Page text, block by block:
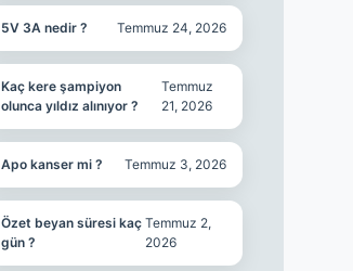
5V 3A nedir ? Temmuz 24, 2026
Kaç kere şampiyon
olunca yıldız alınıyor ?
Temmuz
21, 2026
Apo kanser mi ? Temmuz 3, 2026
Özet beyan süresi kaç
gün ?
Temmuz 2,
2026